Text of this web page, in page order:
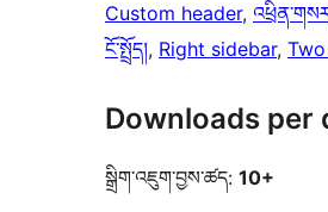
Custom header,
ངོ་སྤྲོད།, Right sidebar,
Downloads per
སྒྲིག་འཇུག་བྱས་ཚད: 10+